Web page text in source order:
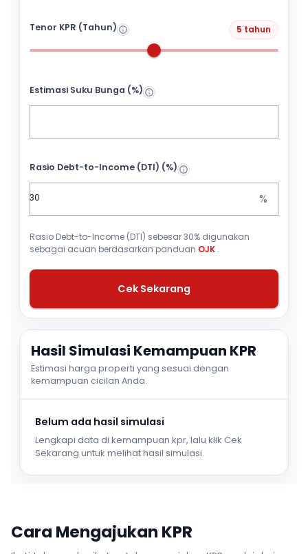
Tenor KPR (Tahun) 5 tahun
Estimasi Suku Bunga (%)
Rasio Debt-to-Income (DTI) (%)
%
Rasio Debt-to-Income (DTI) sebesar 30% digunakan
sebagai acuan berdasarkan panduan OJK .
Cek Sekarang
Hasil Simulasi Kemampuan KPR
Estimasi harga properti yang sesuai dengan
kemampuan cicilan Anda.
Belum ada hasil simulasi
Lengkapi data di kemampuan kpr, lalu klik Cek
Sekarang untuk melihat hasil simulasi.
Cara Mengajukan KPR